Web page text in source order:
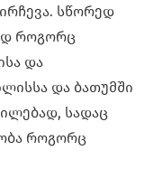
სწორედ
როგორც
და
და ბათუმში
სადაც
როგორც